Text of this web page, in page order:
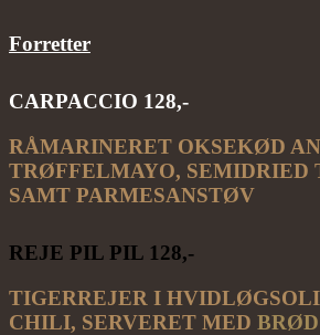
Forretter
CARPACCIO 128,-
RÅMARINERET OKSEKØD
TRØFFELMAYO, SEMIDRIED
SAMT PARMESANSTØV
REJE PIL PIL 128,-
TIGERREJER I
CHILI, SERVERET MED BRØD